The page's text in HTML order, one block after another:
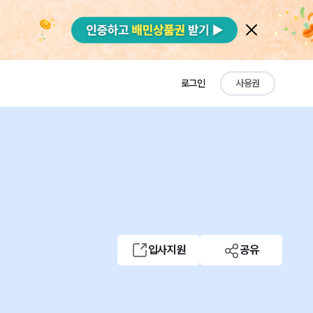
로그인 사용권
입사지원 공유